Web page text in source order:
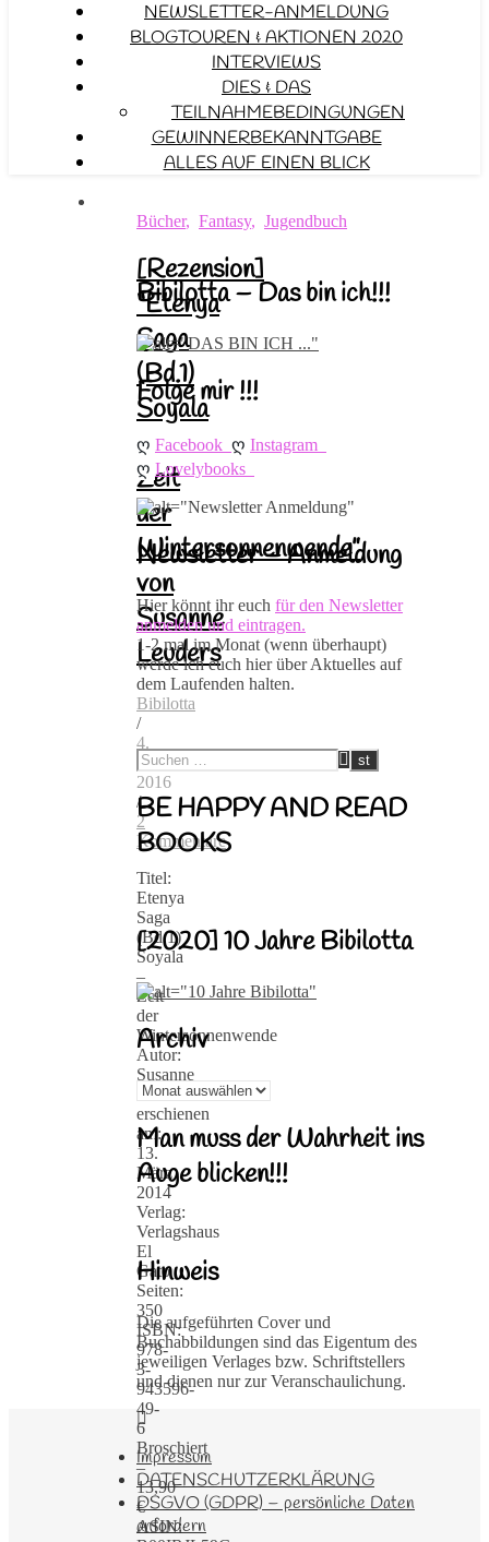
NEWSLETTER-ANMELDUNG
BLOGTOUREN & AKTIONEN 2020
INTERVIEWS
DIES & DAS
TEILNAHMEBEDINGUNGEN
GEWINNERBEKANNTGABE
ALLES AUF EINEN BLICK
Bücher, Fantasy, Jugendbuch
[Rezension]
“Etenya
Saga
(Bd.1)
Soyala
–
Zeit
der
Wintersonnenwende”
von
Susanne
Leuders
Bibilotta
/
4.
März
2016
/
2
Kommentare
Titel:
Etenya
Saga
(Bd.1)
Soyala
–
Zeit
der
Wintersonnenwende
Autor:
Susanne
Leuders
erschienen
am:
13.
März
2014
Verlag:
Verlagshaus
El
Gato
Seiten:
350
ISBN:
978-
3-
943596-
49-
6
Broschiert
–
13,90
€
ASIN:
Bibilotta – Das bin ich!!!
Folge mir !!!
ღ Facebook ღ Instagram
ღ Lovelybooks
Newsletter – Anmeldung
Hier könnt ihr euch für den Newsletter
anmelden und eintragen.
1-2 mal im Monat (wenn überhaupt)
werde ich euch hier über Aktuelles auf
dem Laufenden halten.
BE HAPPY AND READ
BOOKS
[2020] 10 Jahre Bibilotta
Archiv
Archiv
Man muss der Wahrheit ins
Auge blicken!!!
Hinweis
Die aufgeführten Cover und
Buchabbildungen sind das Eigentum des
jeweiligen Verlages bzw. Schriftstellers
und dienen nur zur Veranschaulichung.
Impressum
DATENSCHUTZERKLÄRUNG
DSGVO (GDPR) – persönliche Daten
anfordern